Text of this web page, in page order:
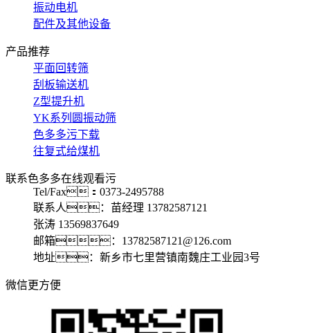
振动电机
配件及其他设备
产品推荐
平面回转筛
刮板输送机
Z型提升机
YK系列圆振动筛
色多多污下载
往复式给煤机
联系色多多在线观看污
Tel/Fax：0373-2495788
联系人：苗经理 13782587121
张涛 13569837649
邮箱：13782587121@126.com
地址：新乡市七里营镇南魏庄工业园3号
微信更方便